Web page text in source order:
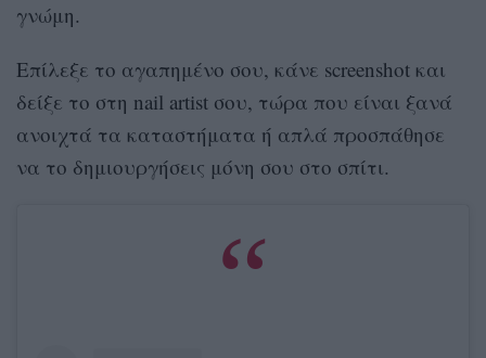
γνώμη.
Επίλεξε το αγαπημένο σου, κάνε screenshot και
δείξε το στη nail artist σου, τώρα που είναι ξανά
ανοιχτά τα καταστήματα ή απλά προσπάθησε
να το δημιουργήσεις μόνη σου στο σπίτι.